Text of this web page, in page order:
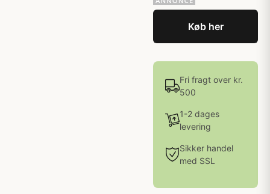
Køb her
Fri fragt over kr.
500
1-2 dages
levering
Sikker handel
med SSL